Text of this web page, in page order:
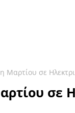
Μαρτίου σε
σε